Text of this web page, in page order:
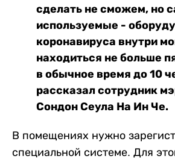
сделать не сможем, но
используемые -
коронавируса внутри
находиться не больше
в обычное время до 10
рассказал сотрудник
Сондон Сеула На Ин Че.
В помещениях нужно
специальной системе. Для